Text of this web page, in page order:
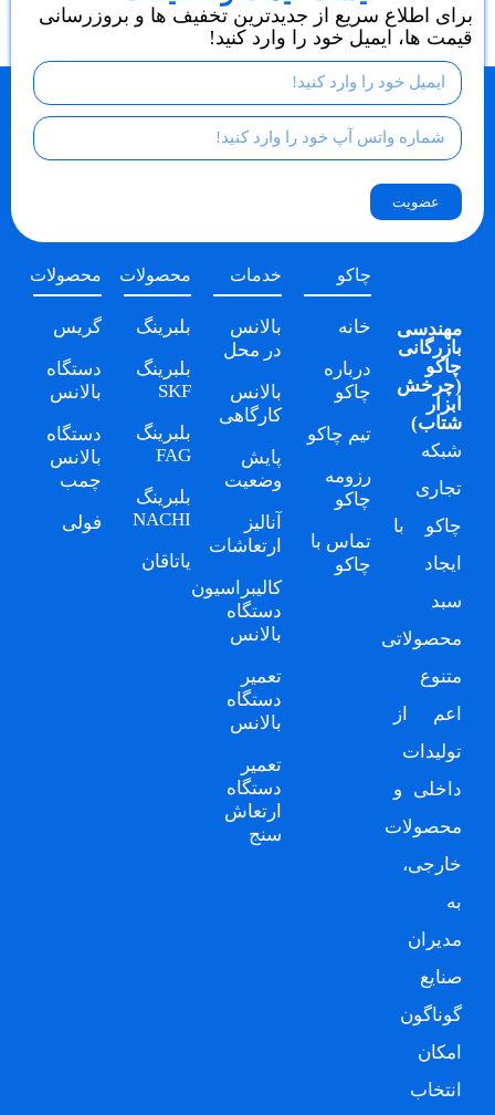
برای اطلاع سریع از جدیدترین تخفیف ها و بروزرسانی
قیمت ها، ایمیل خود را وارد کنید!
عضویت
مهندسی
بازرگانی
چاکو
(چرخش
ابزار
شتاب)
شبکه
تجاری
چاکو با
ایجاد
سبد
محصولاتی
متنوع
اعم از
تولیدات
داخلی و
محصولات
خارجی،
به
مدیران
صنایع
گوناگون
امکان
انتخاب
چاکو
خانه
درباره
چاکو
تیم چاکو
رزومه
چاکو
تماس با
چاکو
خدمات
بالانس
در محل
بالانس
کارگاهی
پایش
وضعیت
آنالیز
ارتعاشات
کالیبراسیون
دستگاه
بالانس
تعمیر
دستگاه
بالانس
تعمیر
دستگاه
ارتعاش
سنج
محصولات
بلبرینگ
بلبرینگ
SKF
بلبرینگ
FAG
بلبرینگ
NACHI
یاتاقان
محصولات
گریس
دستگاه
بالانس
دستگاه
بالانس
چمب
فولی